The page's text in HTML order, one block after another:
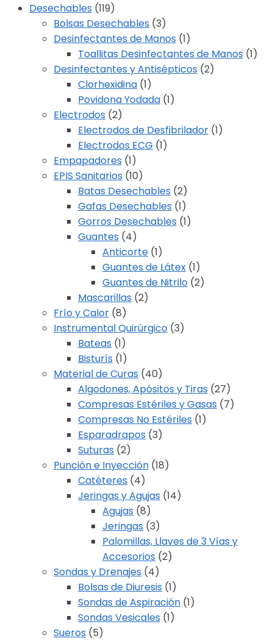
Desechables (119)
Bolsas Desechables (3)
Desinfectantes de Manos (1)
Toallitas Desinfectantes de Manos (1)
Desinfectantes y Antisépticos (2)
Clorhexidina (1)
Povidona Yodada (1)
Electrodos (2)
Electrodos de Desfibrilador (1)
Electrodos ECG (1)
Empapadores (1)
EPIS Sanitarios (10)
Batas Desechables (2)
Gafas Desechables (1)
Gorros Desechables (1)
Guantes (4)
Anticorte (1)
Guantes de Látex (1)
Guantes de Nitrilo (2)
Mascarillas (2)
Frío y Calor (8)
Instrumental Quirúrgico (3)
Bateas (1)
Bisturís (1)
Material de Curas (40)
Algodones, Apósitos y Tiras (27)
Compresas Estériles y Gasas (7)
Compresas No Estériles (1)
Esparadrapos (3)
Suturas (2)
Punción e Inyección (18)
Catéteres (4)
Jeringas y Agujas (14)
Agujas (8)
Jeringas (3)
Palomillas, Llaves de 3 Vías y
Accesorios (2)
Sondas y Drenajes (4)
Bolsas de Diuresis (1)
Sondas de Aspiración (1)
Sondas Vesicales (1)
Sueros (5)